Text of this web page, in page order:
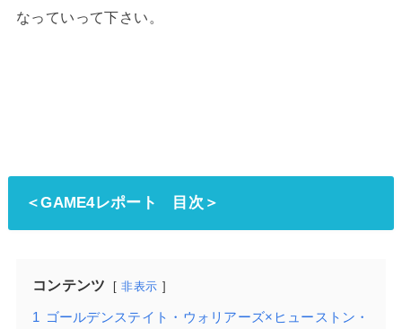
なっていって下さい。
＜GAME4レポート 目次＞
コンテンツ 非表示
1
ゴールデンステイト・ウォリアーズ×ヒューストン・